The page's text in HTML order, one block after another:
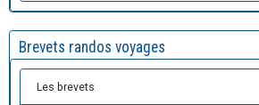
Brevets randos voyages
Les brevets